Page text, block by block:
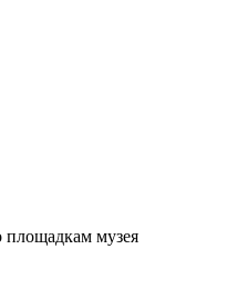
площадкам музея